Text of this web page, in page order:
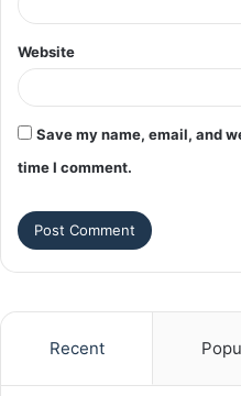
Website
Save my name, email, and
time I comment.
Recent